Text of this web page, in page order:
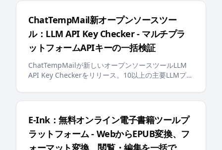
ス体験を提供します
ChatTempMail新オープンソースツー
ル：LLM API Key Checker - マルチプラ
ットフォームAPIキーの一括検証
ChatTempMailが新しいオープンソースツールLLM
API Key Checkerをリリース。10以上の主要LLMプラ
タイム進捗表示をサポートし、開発者に効率的なAPI
E-Ink：無料オンライン電子書籍ツールプ
ラットフォーム - WebからEPUB変換、フ
ォーマット変換、閲覧・編集を一括で